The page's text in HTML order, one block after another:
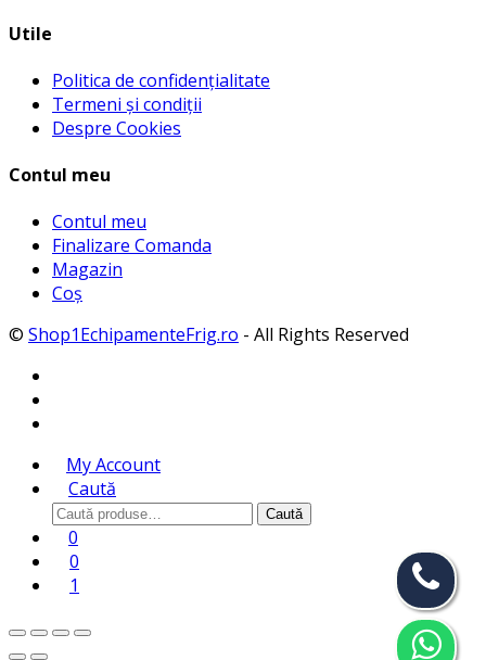
Utile
Politica de confidențialitate
Termeni și condiții
Despre Cookies
Contul meu
Contul meu
Finalizare Comanda
Magazin
Coș
© Shop1EchipamenteFrig.ro - All Rights Reserved
My Account
Caută
Caută
după:
Caută
0
0
1